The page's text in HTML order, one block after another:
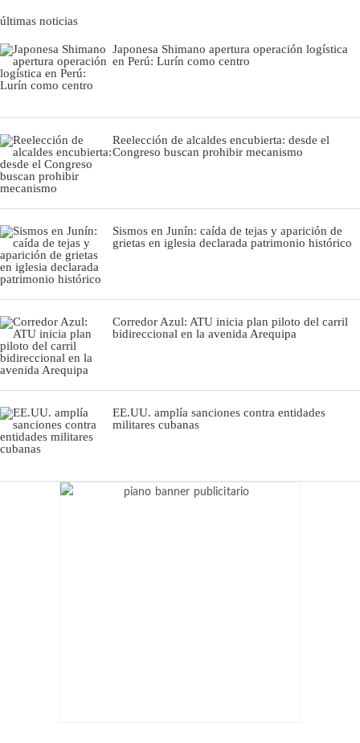
últimas noticias
Japonesa Shimano apertura operación logística
en Perú: Lurín como centro
Reelección de alcaldes encubierta: desde el
Congreso buscan prohibir mecanismo
Sismos en Junín: caída de tejas y aparición de
grietas en iglesia declarada patrimonio histórico
Corredor Azul: ATU inicia plan piloto del carril
bidireccional en la avenida Arequipa
EE.UU. amplía sanciones contra entidades
militares cubanas